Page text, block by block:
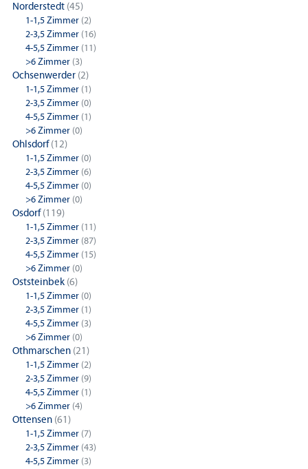
Norderstedt (45)
1-1,5 Zimmer (2)
2-3,5 Zimmer (16)
4-5,5 Zimmer (11)
>6 Zimmer (3)
Ochsenwerder (2)
1-1,5 Zimmer (1)
2-3,5 Zimmer (0)
4-5,5 Zimmer (1)
>6 Zimmer (0)
Ohlsdorf(12)
1-1,5 Zimmer (0)
2-3,5 Zimmer (6)
4-5,5 Zimmer (0)
>6 Zimmer (0)
Osdorf(119)
1-1,5 Zimmer (11)
2-3,5 Zimmer (87)
4-5,5 Zimmer (15)
>6 Zimmer (0)
Oststeinbek (6)
1-1,5 Zimmer (0)
2-3,5 Zimmer (1)
4-5,5 Zimmer (3)
>6 Zimmer (0)
Othmarschen (21)
1-1,5 Zimmer (2)
2-3,5 Zimmer (9)
4-5,5 Zimmer (1)
>6 Zimmer (4)
Ottensen (61)
1-1,5 Zimmer (7)
2-3,5 Zimmer (43)
4-5,5 Zimmer (3)